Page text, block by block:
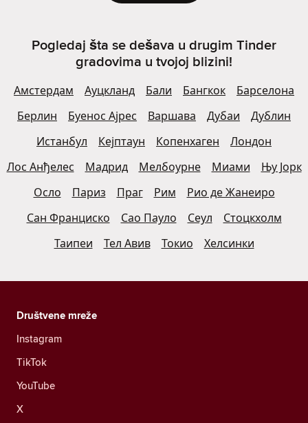
Pogledaj šta se dešava u drugim Tinder
gradovima u tvojoj blizini!
Амстердам Ауцкланд Бали Бангкок
Барселона
Берлин
Буенос Ајрес Варшава Дубаи
Дублин
Истанбул
Кејптаун Копенхаген
Лондон
Лос Анђелес
Мадрид Мелбоурне Миами
Њу Јорк
Осло
Париз Праг Рим
Рио де Жанеиро
Сан Франциско
Сао Пауло Сеул
Стоцкхолм
Таипеи
Тел Авив Токио Хелсинки
Društvene mreže
Instagram
TikTok
YouTube
X